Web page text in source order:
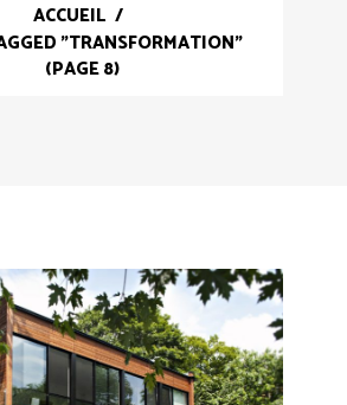
ACCUEIL /
"TRANSFORMATION"
(PAGE 8)